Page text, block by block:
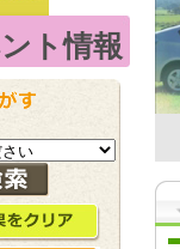
ト情報